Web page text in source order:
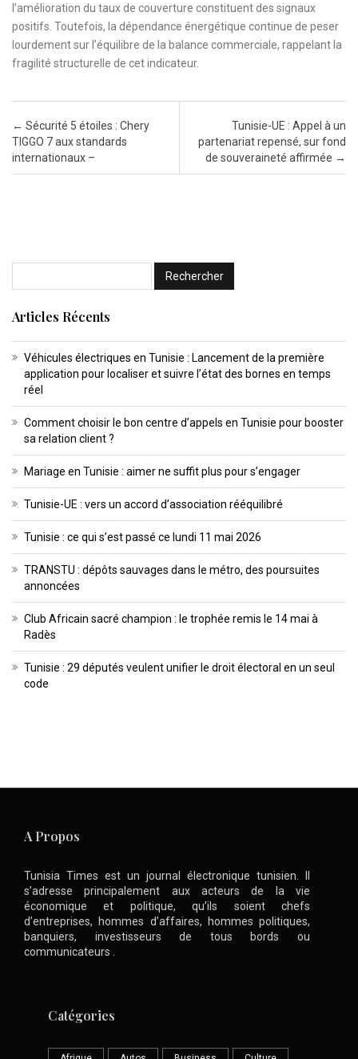
l’amélioration du taux de couverture constituent des signaux
positifs. Toutefois, la dépendance énergétique continue de peser
lourdement sur l’équilibre de la balance commerciale, rappelant la
fragilité structurelle de cet indicateur.
Post navigation
← Sécurité 5 étoiles : Chery
TIGGO 7 aux standards
internationaux –
Tunisie-UE : Appel à un
partenariat repensé, sur fond
de souveraineté affirmée →
Articles Récents
Véhicules électriques en Tunisie : Lancement de la première
application pour localiser et suivre l’état des bornes en temps
réel
Comment choisir le bon centre d’appels en Tunisie pour booster
sa relation client ?
Mariage en Tunisie : aimer ne suffit plus pour s’engager
Tunisie-UE : vers un accord d’association rééquilibré
Tunisie : ce qui s’est passé ce lundi 11 mai 2026
TRANSTU : dépôts sauvages dans le métro, des poursuites
annoncées
Club Africain sacré champion : le trophée remis le 14 mai à
Radès
Tunisie : 29 députés veulent unifier le droit électoral en un seul
code
A Propos
Tunisia Times est un journal électronique tunisien. Il
s’adresse principalement aux acteurs de la vie
économique et politique, qu’ils soient chefs
d’entreprises, hommes d’affaires, hommes politiques,
banquiers, investisseurs de tous bords ou
communicateurs .
Catégories